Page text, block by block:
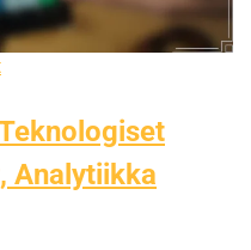
Analytiikka